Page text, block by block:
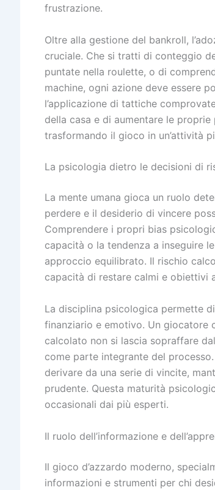
frustrazione.
Oltre alla gestione del bankroll,
cruciale. Che si tratti di conteggio
puntate nella roulette, o di
machine, ogni azione deve essere
l’applicazione di tattiche
della casa e di aumentare le
trasformando il gioco in un’attività
La psicologia dietro le decisioni di
La mente umana gioca un ruolo
perdere e il desiderio di vincere
Comprendere i propri bias
capacità o la tendenza a inseguire
approccio equilibrato. Il rischio
capacità di restare calmi e obiettivi
La disciplina psicologica permette
finanziario e emotivo. Un giocatore
calcolato non si lascia sopraffare
come parte integrante del
derivare da una serie di vincite,
prudente. Questa maturità
occasionali dai più esperti.
Il ruolo dell’informazione e
Il gioco d’azzardo moderno,
informazioni e strumenti per chi